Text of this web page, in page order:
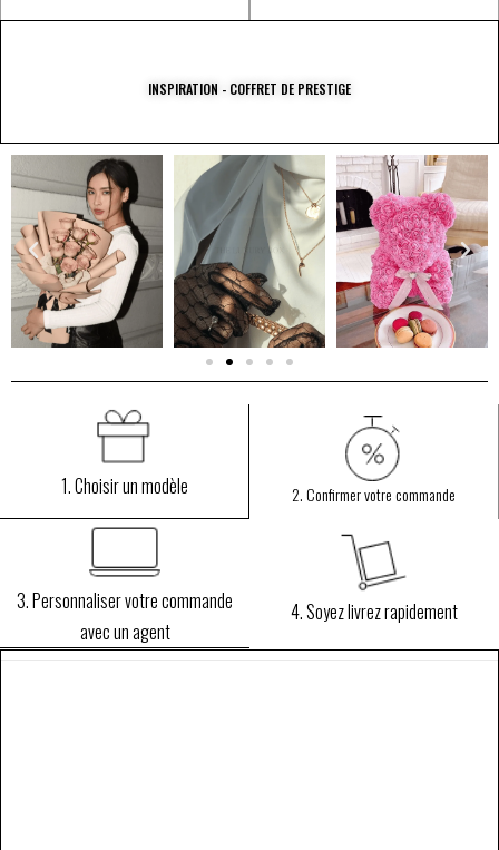
INSPIRATION - COFFRET DE PRESTIGE
1. Choisir un modèle 2. Confirmer votre commande
3. Personnaliser votre commande
avec un agent
4. Soyez livrez rapidement